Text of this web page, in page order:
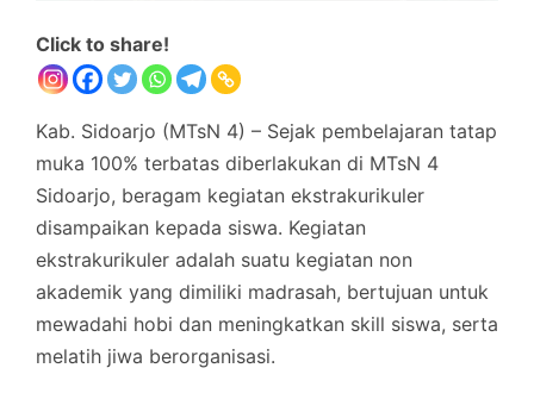
Click to share!
Kab. Sidoarjo (MTsN 4) – Sejak pembelajaran tatap
muka 100% terbatas diberlakukan di MTsN 4
Sidoarjo, beragam kegiatan ekstrakurikuler
disampaikan kepada siswa. Kegiatan
ekstrakurikuler adalah suatu kegiatan non
akademik yang dimiliki madrasah, bertujuan untuk
mewadahi hobi dan meningkatkan skill siswa, serta
melatih jiwa berorganisasi.